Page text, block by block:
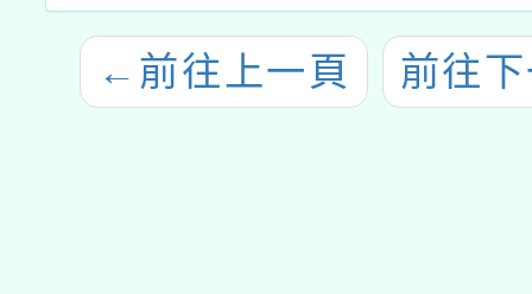
← 前往上一頁 前往